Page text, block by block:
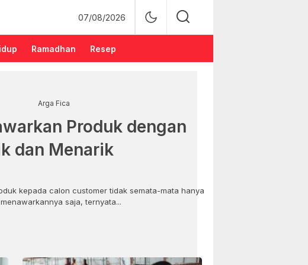
07/08/2026
Ramadhan Resep
Arga Fica
Produk dengan
dan Menarik
kepada calon customer tidak semata-mata hanya
saja, ternyata...